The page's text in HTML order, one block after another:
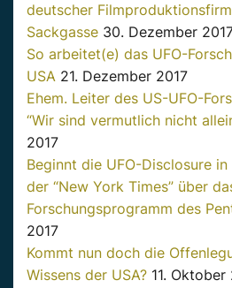
deutscher
Sackgasse 30. Dezember
So arbeitet(e) das UFO-
USA 21. Dezember 2017
Ehem. Leiter des US-UFO-
“Wir sind vermutlich nicht
2017
Beginnt die UFO-Disclosure
der “New York Times” über
Forschungsprogramm des
2017
Kommt nun doch die
Wissens der USA? 11. Oktober